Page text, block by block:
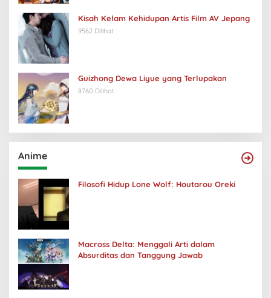
Kisah Kelam Kehidupan Artis Film AV Jepang
9562 Dilihat
Guizhong Dewa Liyue yang Terlupakan
8760 Dilihat
Anime
Filosofi Hidup Lone Wolf: Houtarou Oreki
Macross Delta: Menggali Arti dalam
Absurditas dan Tanggung Jawab